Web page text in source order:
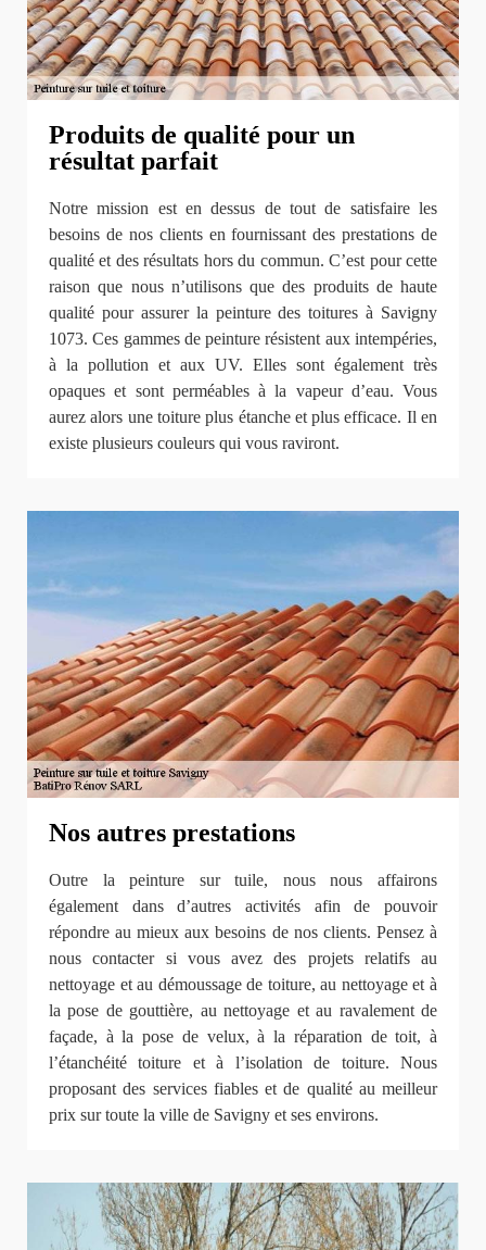
Produits de qualité pour un
résultat parfait
Notre mission est en dessus de tout de satisfaire les
besoins de nos clients en fournissant des prestations de
qualité et des résultats hors du commun. C’est pour cette
raison que nous n’utilisons que des produits de haute
qualité pour assurer la peinture des toitures à Savigny
1073. Ces gammes de peinture résistent aux intempéries,
à la pollution et aux UV. Elles sont également très
opaques et sont perméables à la vapeur d’eau. Vous
aurez alors une toiture plus étanche et plus efficace. Il en
existe plusieurs couleurs qui vous raviront.
Nos autres prestations
Outre la peinture sur tuile, nous nous affairons
également dans d’autres activités afin de pouvoir
répondre au mieux aux besoins de nos clients. Pensez à
nous contacter si vous avez des projets relatifs au
nettoyage et au démoussage de toiture, au nettoyage et à
la pose de gouttière, au nettoyage et au ravalement de
façade, à la pose de velux, à la réparation de toit, à
l’étanchéité toiture et à l’isolation de toiture. Nous
proposant des services fiables et de qualité au meilleur
prix sur toute la ville de Savigny et ses environs.